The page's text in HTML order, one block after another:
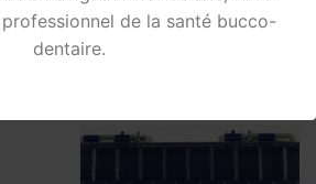
de la santé bucco-
dentaire.